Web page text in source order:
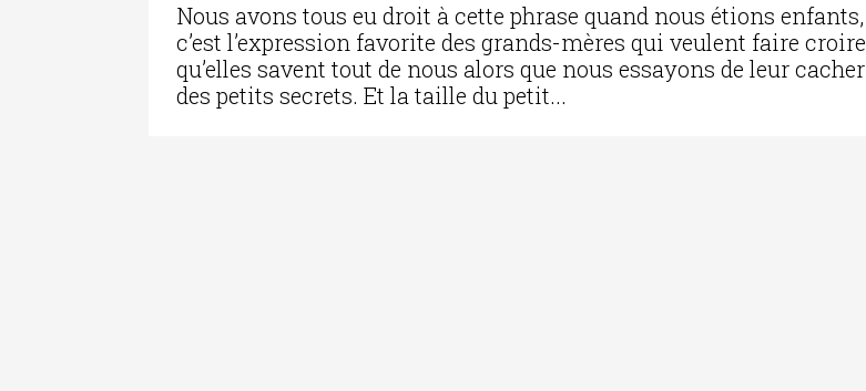
Nous avons tous eu droit à cette phrase quand nous étions enfants,
c’est l’expression favorite des grands-mères qui veulent faire croire
qu’elles savent tout de nous alors que nous essayons de leur cacher
des petits secrets. Et la taille du petit...